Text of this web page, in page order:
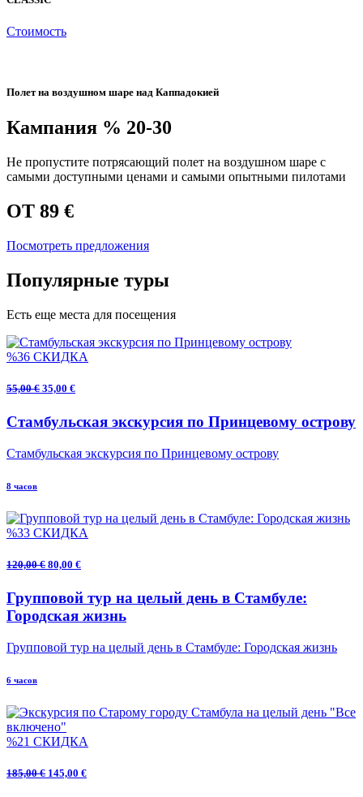
Стоимость
Полет на воздушном шаре над Каппадокией
Кампания % 20-30
Не пропустите потрясающий полет на воздушном шаре с
самыми доступными ценами и самыми опытными пилотами
ОТ 89 €
Посмотреть предложения
Популярные туры
Есть еще места для посещения
%36 СКИДКА
55,00 € 35,00 €
Стамбульская экскурсия по Принцевому острову
Стамбульская экскурсия по Принцевому острову
8 часов
%33 СКИДКА
120,00 € 80,00 €
Групповой тур на целый день в Стамбуле:
Городская жизнь
Групповой тур на целый день в Стамбуле: Городская жизнь
6 часов
%21 СКИДКА
185,00 € 145,00 €